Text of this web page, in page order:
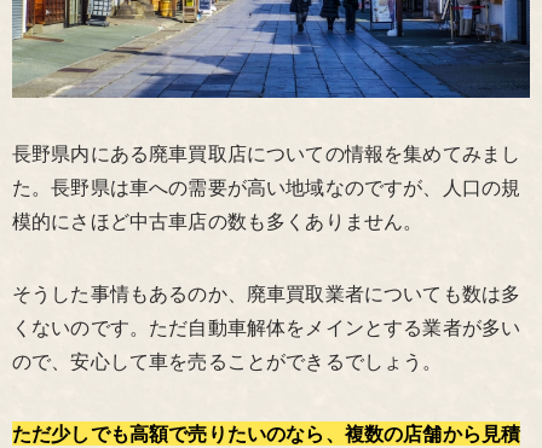
長野県内にある廃車買取店についての情報を集めてみまし
た。長野県は車への需要が高い地域なのですが、人口の規
模的にさほど中古車店の数も多くありません。
そうした事情もあるのか、廃車買取業者についても数は多
くないのです。ただ自動車解体をメインとする業者が多い
ので、安心して車を売ることができるでしょう。
ただ少しでも高額で売りたいのなら、複数の店舗から見積